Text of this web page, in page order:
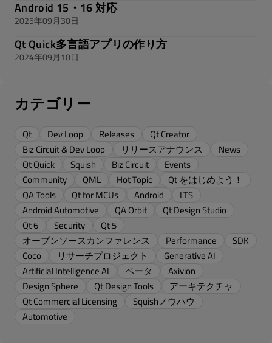
Android 15・16 対応
2025年09月30日
Qt Quick多言語アプリの作り方
2024年09月10日
カテゴリー
Qt Dev Loop Releases
Qt Creator
Biz Circuit & Dev Loop
リリースアナウンス
News
Qt Quick
Squish Biz Circuit
Events
Community
QML Hot Topic
Qt をはじめよう！
QA Tools
Qt for MCUs Android
LTS
Android Automotive
QA Orbit
Qt Design Studio
Qt 6
Security
Qt 5
オープンソースカンファレンス
Performance
SDK
Coco
リサーチプロジェクト
Generative AI
Artificial Intelligence AI
ベータ
Axivion
Design Sphere
Qt Design Tools
アーキテクチャ
Qt Commercial Licensing
Squishノウハウ
Automotive